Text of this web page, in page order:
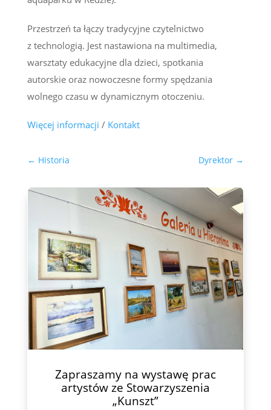
Przestrzeń ta łączy tradycyjne czytelnictwo
z technologią. Jest nastawiona na multimedia,
warsztaty edukacyjne dla dzieci, spotkania
autorskie oraz nowoczesne formy spędzania
wolnego czasu w dynamicznym otoczeniu.
Więcej informacji / Kontakt
← Historia Dyrektor →
Zapraszamy na wystawę prac
artystów ze Stowarzyszenia
„Kunszt”